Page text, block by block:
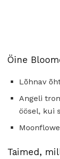
Öine
Lõhnav
Angeli
öösel, kui
Taimed,